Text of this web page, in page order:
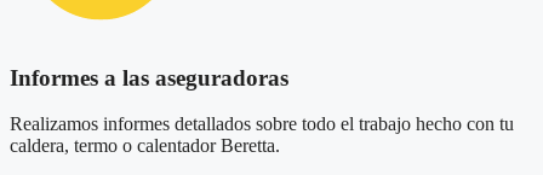
Informes a las aseguradoras
Realizamos informes detallados sobre todo el trabajo hecho con tu
caldera, termo o calentador Beretta.